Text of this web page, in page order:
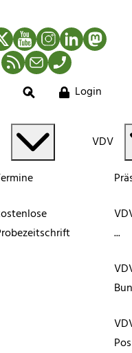
TwitterYouTubeInstagram
LinkedIn
RSS-Newsfeed
MailTelefon
Login
VDV
...